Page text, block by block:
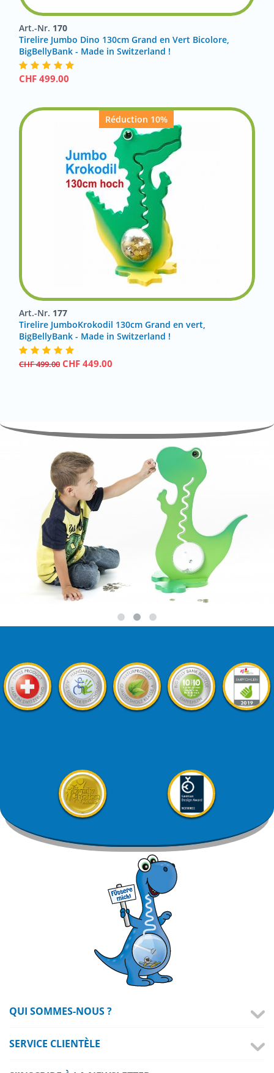
Art.-Nr. 170
Tirelire Jumbo Dino 130cm Grand en Vert Bicolore,
BigBellyBank - Made in Switzerland !
CHF 499.00
Réduction 10%
Art.-Nr. 177
Tirelire JumboKrokodil 130cm Grand en vert,
BigBellyBank - Made in Switzerland !
CHF499.00 CHF 449.00
QUI SOMMES-NOUS ?
SERVICE CLIENTÈLE